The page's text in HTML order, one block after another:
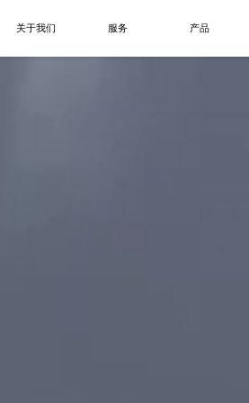
关于我们 服务 产品